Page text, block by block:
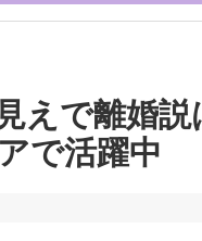
えで離婚
で活躍中